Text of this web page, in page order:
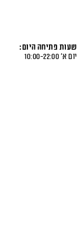
שעות פתיחה היום:
יום א׳
10:00-22:00